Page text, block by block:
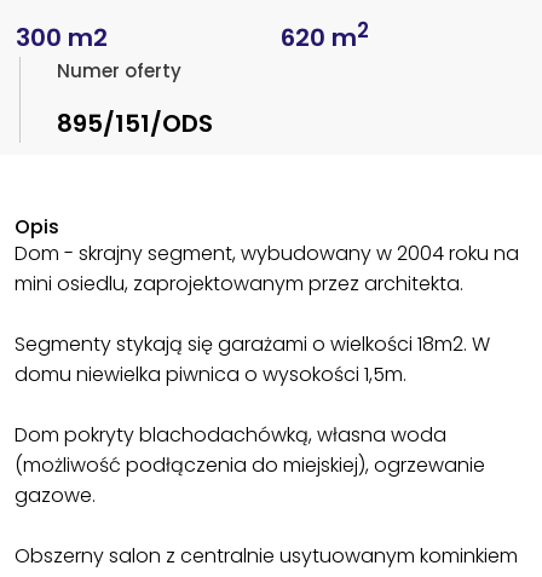
300 m2 620 m2
Numer oferty
895/151/ODS
Opis
Dom - skrajny segment, wybudowany w 2004 roku na
mini osiedlu, zaprojektowanym przez architekta.
Segmenty stykają się garażami o wielkości 18m2. W
domu niewielka piwnica o wysokości 1,5m.
Dom pokryty blachodachówką, własna woda
(możliwość podłączenia do miejskiej), ogrzewanie
gazowe.
Obszerny salon z centralnie usytuowanym kominkiem